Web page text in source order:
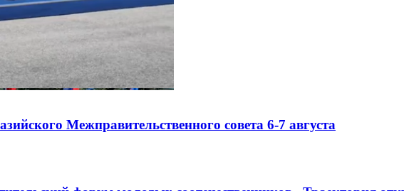
Межправительственного совета 6-7 августа